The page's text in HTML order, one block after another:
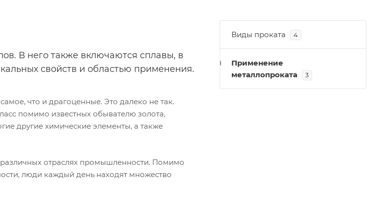
В него также включаются сплавы, в
свойств и областью применения.
что и драгоценные. Это далеко не так.
помимо известных обывателю золота,
другие химические элементы, а также
различных отраслях промышленности. Помимо
люди каждый день находят множество
Виды проката 4
Применение
металлопроката
3